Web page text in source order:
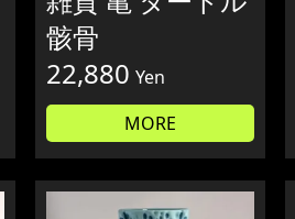
骸骨
22,880 Yen
MORE